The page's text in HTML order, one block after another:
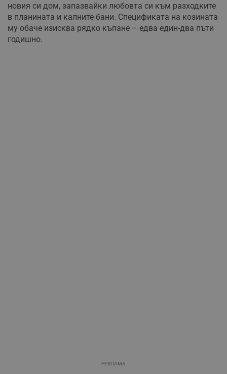
новия си дом, запазвайки любовта си към разходките
в планината и калните бани. Спецификата на козината
му обаче изисква рядко къпане – едва един-два пъти
годишно.
РЕКЛАМА